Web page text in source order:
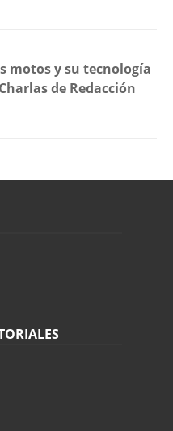
motos y su tecnología
de Redacción